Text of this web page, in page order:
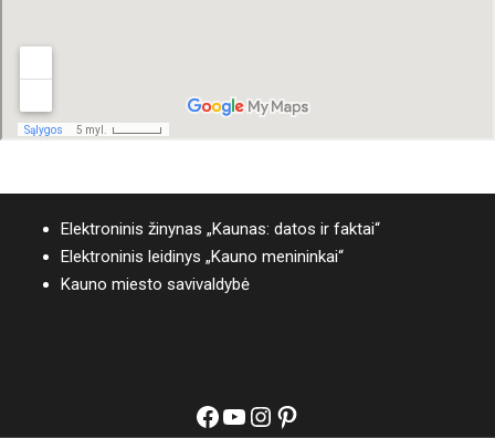
Elektroninis žinynas „Kaunas: datos ir faktai“
Elektroninis leidinys „Kauno menininkai“
Kauno miesto savivaldybė
Facebook
YouTube
Instagram
Pinterest